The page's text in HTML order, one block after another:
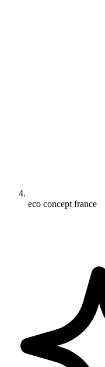
eco concept france